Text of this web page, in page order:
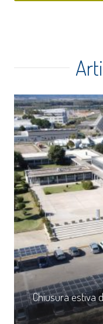
Chiusura estiva